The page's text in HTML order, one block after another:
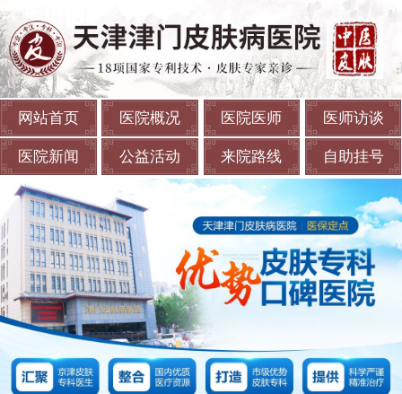
网站首页 医院概况 医院医师 医师访谈
医院新闻 公益活动 来院路线 自助挂号